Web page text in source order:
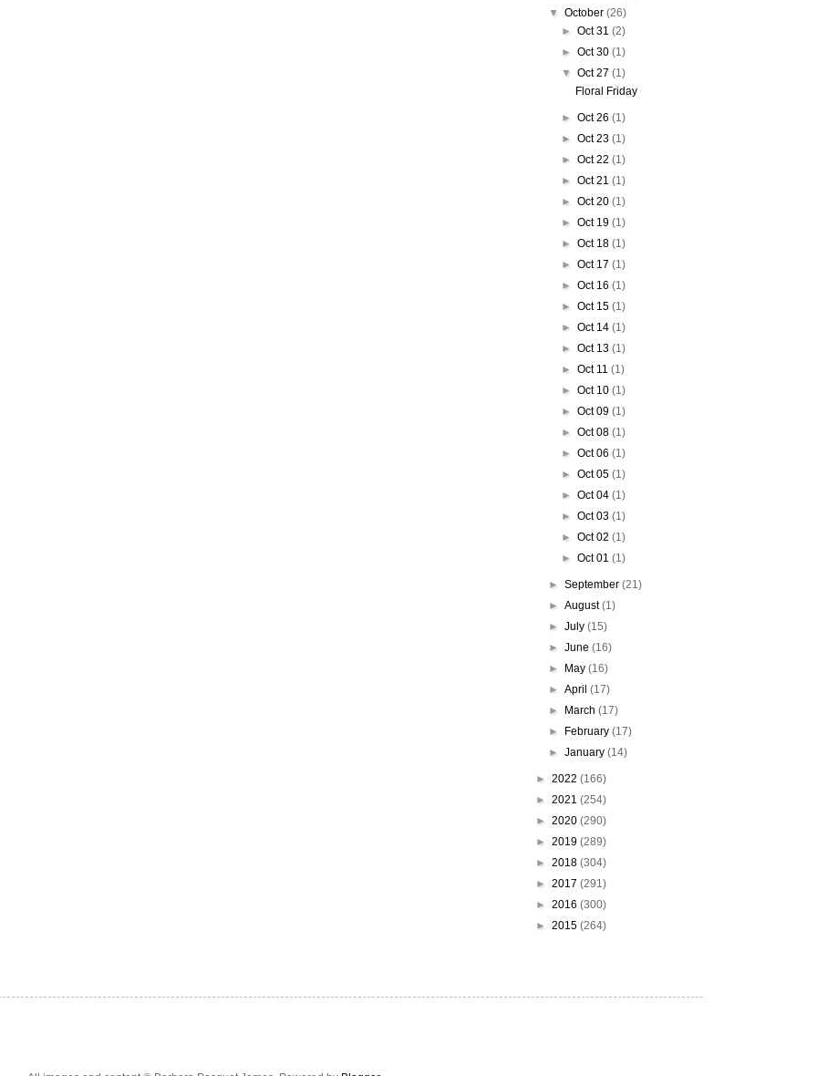
▼ October (26)
►Oct 31(2)
►Oct 30(1)
▼Oct 27(1)
Floral Friday
►Oct 26(1)
►Oct 23(1)
►Oct 22(1)
►Oct 21(1)
►Oct 20(1)
►Oct 19(1)
►Oct 18(1)
►Oct 17(1)
►Oct 16(1)
►Oct 15(1)
►Oct 14(1)
►Oct 13(1)
►Oct 11(1)
►Oct 10(1)
►Oct 09(1)
►Oct 08(1)
►Oct 06(1)
►Oct 05(1)
►Oct 04(1)
►Oct 03(1)
►Oct 02(1)
►Oct 01(1)
► September (21)
► August(1)
► July (15)
► June (16)
►
May (16)
► April (17)
►
March (17)
►
February (17)
► January (14)
► 2022 (166)
► 2021 (254)
► 2020 (290)
► 2019 (289)
► 2018 (304)
► 2017 (291)
► 2016 (300)
► 2015 (264)